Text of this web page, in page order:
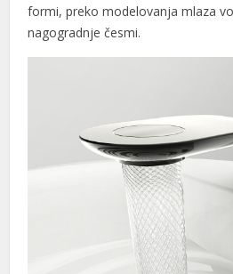
formi, preko modelovanja mlaza
nagogradnje česmi.